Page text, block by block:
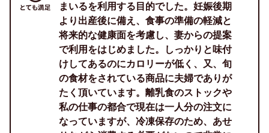
まいるを利用する目的でした。妊娠後期
より出産後に備え、食事の準備の軽減と
将来的な健康面を考慮し、妻からの提案
で利用をはじめました。しっかりと味付
けしてあるのにカロリーが低く、又、旬
の食材をされている商品に夫婦でありが
たく頂いています。離乳食のストックや
私の仕事の都合で現在は一人分の注文に
なっていますが、冷凍保存のため、あせ